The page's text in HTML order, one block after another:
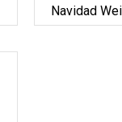
Navidad